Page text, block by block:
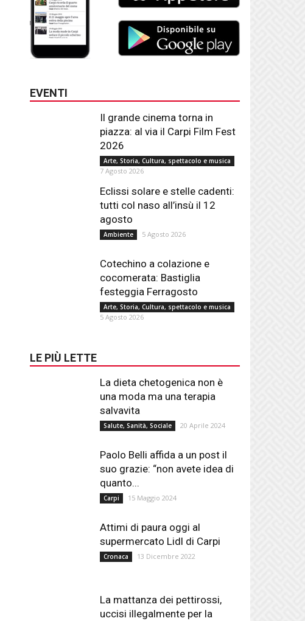
EVENTI
Il grande cinema torna in
piazza: al via il Carpi Film Fest
2026
Arte, Storia, Cultura, spettacolo e musica
7 Agosto 2026
Eclissi solare e stelle cadenti:
tutti col naso all’insù il 12
agosto
Ambiente 5 Agosto 2026
Cotechino a colazione e
cocomerata: Bastiglia
festeggia Ferragosto
Arte, Storia, Cultura, spettacolo e musica
5 Agosto 2026
LE PIÙ LETTE
La dieta chetogenica non è
una moda ma una terapia
salvavita
Salute, Sanità, Sociale 20 Aprile 2024
Paolo Belli affida a un post il
suo grazie: “non avete idea di
quanto...
Carpi 15 Maggio 2024
Attimi di paura oggi al
supermercato Lidl di Carpi
Cronaca 13 Dicembre 2022
La mattanza dei pettirossi,
uccisi illegalmente per la